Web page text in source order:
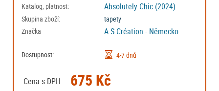
Katalog, platnost:
Absolutely Chic (2024)
Skupina zboží:
tapety
Značka
A.S.Création - Německo
Dostupnost: 4-7 dnů
Cena s DPH 675 Kč